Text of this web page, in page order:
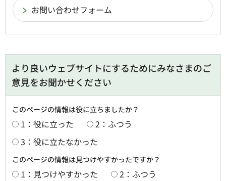
より良いウェブサイトにするためにみなさまのご
意見をお聞かせください
このページの情報は役に立ちましたか？
1：役に立った
2：ふつう
3：役に立たなかった
このページの情報は見つけやすかったですか？
1：見つけやすかった
2：ふつう